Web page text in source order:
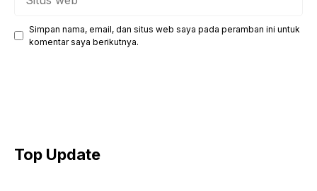
Simpan nama, email, dan situs web saya pada peramban ini untuk
komentar saya berikutnya.
Top Update